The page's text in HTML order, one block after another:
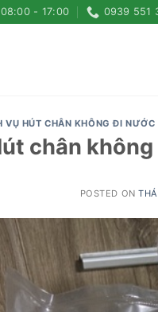
08:00 - 17:00 0939 551
VỤ HÚT CHÂN KHÔNG ĐI NƯỚC
chân
POSTED ON